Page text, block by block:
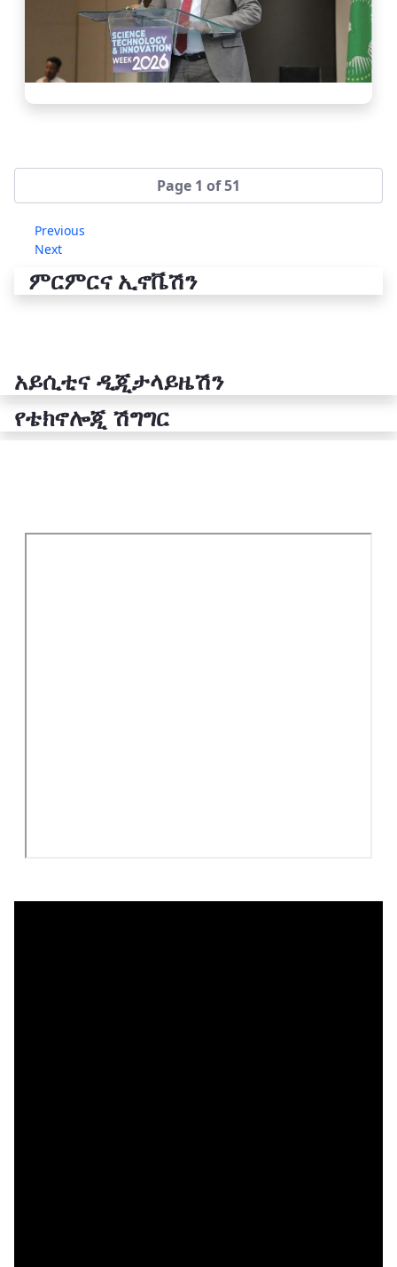
Page 1 of 51
Previous
Next
ምርምርና ኢኖቬሽን
አይሲቲና ዲጂታላይዜሽን
የቴክኖሎጂ ሽግግር